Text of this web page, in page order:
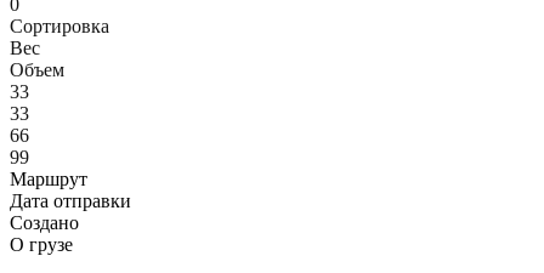
0
Сортировка
Вес
Объем
33
33
66
99
Маршрут
Дата отправки
Создано
О грузе